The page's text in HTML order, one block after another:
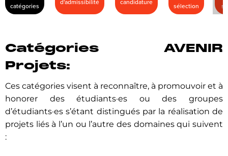
catégories
sélection
Catégories AVENIR
Projets:
Ces catégories visent à reconnaître, à promouvoir et à
honorer des étudiants·es ou des groupes
d’étudiants·es s’étant distingués par la réalisation de
projets liés à l’un ou l’autre des domaines qui suivent
: